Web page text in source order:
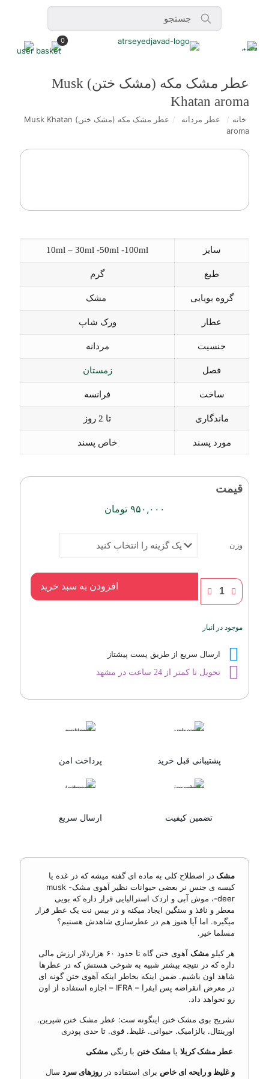
0
عطر مشک مکه (مشک ختن) Musk
Khatan aroma
خانه / عطر مردانه /
عطر مشک مکه (مشک ختن) Musk Khatan
aroma
سایز 10ml – 30ml -50ml -100ml
طبع گرم
گروه بویایی مشک
عطار ورک شاپ
جنسیت مردانه
فصل زمستان
ساخت فرانسه
ماندگاری تا 2 روز
مورد پسند خاص پسند
قیمت
۹۵۰,۰۰۰ تومان
وزن
عطر
مشک
مکه
ختن)
Khatan
aroma
افزودن به سبد خرید
موجود در انبار
ارسال سریع از طریق پست پیشتاز
تحویل تا کمتر از 24 ساعت در مشهد
پشتیبانی قبل خرید پرداخت امن
تضمین کیفیت ارسال سریع
مشک در اصطلاح کلی به ماده ای گفته میشه که در غده یا
کیسه ی جنس نر بعضی حیوانات نظیر آهوی مشک- musk
deer-، موش آبی و اردک استرالیایی قرار داره که بویی
معطر و نافذ و سنگین ایجاد میکنه و در بیس نت یک عطر قرار
میگیره. اما آیا هنوز هم در عطرسازی شاهدش هستیم؟
مسلما خیر.
هر کیلومشک
آهوی ختن گاه تا حدود ۶٠ هزاردلار ارزش مالی
داره که در نتیجه بیشتر شبیه به شوخی هستش که در عطرها
شاهد اون باشیم. ضمن اینکه بخاطر اینکه آهوی ختن گونه ای
در معرض انقراضه پس ایفرا – IFRA – اجازه استفاده از اون
رو نخواهد داد.
تشریح بوی مشک ختن اینگونه ست: عطر مشک ختن شیرین.
اورینتال. بالزامیک. حیوانی. غلیظ. قوی. تا حدی پودری
عطر مشک کربلا یامشک ختن با رنگیمشکی
و غلیظ و رایحه ای خاص برای استفاده درروزهای سرد سال